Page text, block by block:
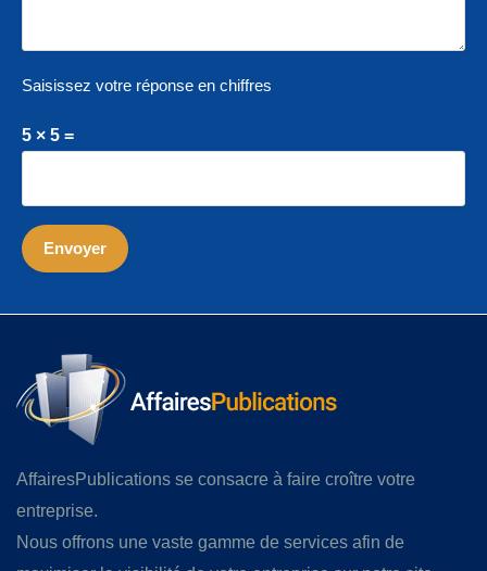
Saisissez votre réponse en chiffres
5 × 5 =
AffairesPublications se consacre à faire croître votre
entreprise.
Nous offrons une vaste gamme de services afin de